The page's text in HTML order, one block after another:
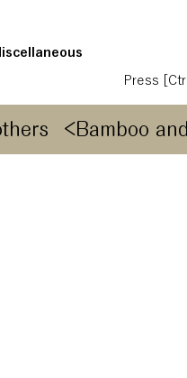
Press
<Bamboo